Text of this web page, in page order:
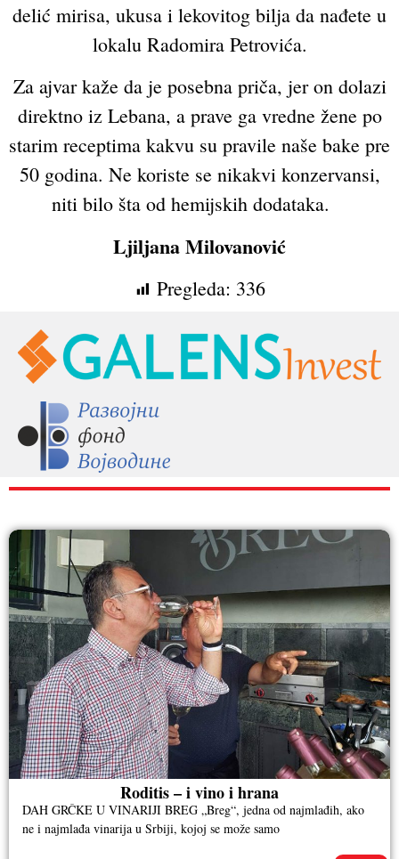
delić mirisa, ukusa i lekovitog bilja da nađete u
lokalu Radomira Petrovića.
Za ajvar kaže da je posebna priča, jer on dolazi
direktno iz Lebana, a prave ga vredne žene po
starim receptima kakvu su pravile naše bake pre
50 godina. Ne koriste se nikakvi konzervansi,
niti bilo šta od hemijskih dodataka.
Ljiljana Milovanović
Pregleda: 336
RAZNO
Roditis – i vino i hrana
DAH GRČKE U VINARIJI BREG „Breg“, jedna od najmlađih, ako
ne i najmlađa vinarija u Srbiji, kojoj se može samo